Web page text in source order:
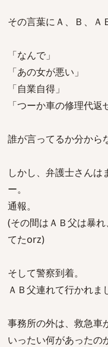
その言葉にＡ、Ｂ、Ａ
「なんで」
「あの女が悪い」
「自業自得」
「つーか車の修理代返
誰が言ってるか分から
しかし、弁護士さん
ー。
通報。
(その間はＡＢ父は暴
てたorz)
そして警察到着。
ＡＢ父連れて行かれま
事務所の外は、救急車
いったい何があったの